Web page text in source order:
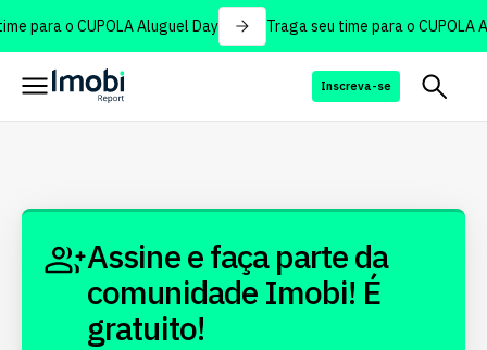
para o CUPOLA Aluguel Day Traga seu time para o CUPOLA
Inscreva-se
Assine e faça parte da
comunidade Imobi! É
gratuito!